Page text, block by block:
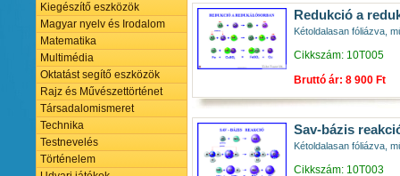
Kiegészítő eszközök
Magyar nyelv és Irodalom
Matematika
Multimédia
Oktatást segítő eszközök
Rajz és Művészettörténet
Társadalomismeret
Technika
Testnevelés
Történelem
Redukció a
Kétoldalasan fóliázva,
Cikkszám: 10T005
Bruttó ár: 8 900 Ft
Sav-bázis
Kétoldalasan fóliázva,
Cikkszám: 10T003